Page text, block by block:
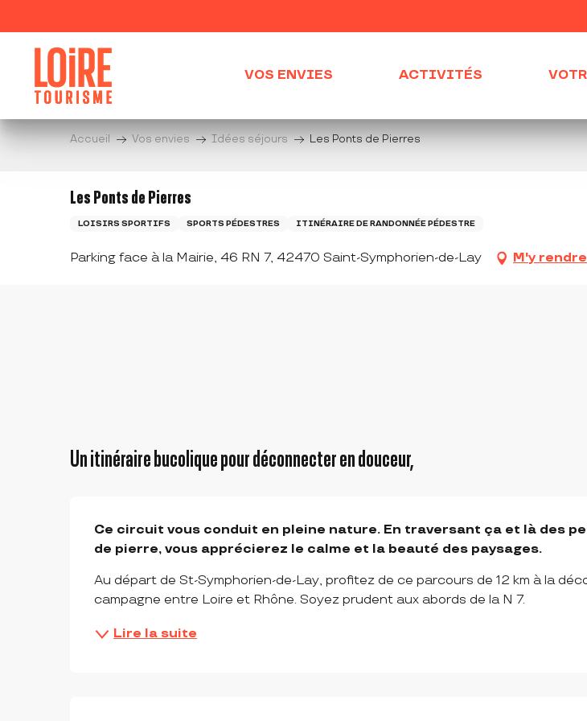
au
contenu
VOS ENVIES ACTIVITÉS
Accueil Vos envies Idées séjours Les Ponts de Pierres
Les Ponts de Pierres
LOISIRS SPORTIFS SPORTS PÉDESTRES ITINÉRAIRE DE RANDONNÉE PÉDESTRE
Parking face à la Mairie, 46 RN 7, 42470 Saint-Symphorien-de-Lay M'y rendre
Un itinéraire bucolique pour déconnecter en douceur,
DESCRIPTION
Ce circuit vous conduit en pleine nature. En traversant ça et là des
de pierre, vous apprécierez le calme et la beauté des paysages.
Au départ de St-Symphorien-de-Lay, profitez de ce parcours de 12 km à la
campagne entre Loire et Rhône. Soyez prudent aux abords de la N 7.
Lire la suite